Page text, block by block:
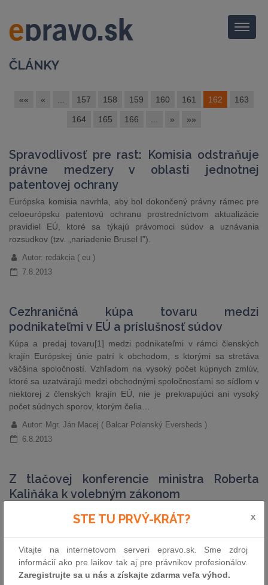
Menu
ČLÁNKY
«« « 157 158 159 160 161 162 163
164 165 166 » »»
Spravodlivosť pre rast: Komisia odstraňuje
právne medzery v oblasti jednotnej
patentovej ochrany
Európska komisia navrhla, aby bol dokončený právny rámec pre
celoeurópsku patentovú ochranu prostredníctvom aktualizácie
pravidiel EÚ, ktoré sa týkajú právomoci súdov a uznávania
rozsudkov (tzv. „nariadenie Brusel I”).
Autor: redakcia ( eu )
7.8.2013
Cezhraničná kúpa tovaru medzi
podnikateľmi v EÚ a príslušnosť súdov
Kúpa a predaj tovaru[1] medzi podnikateľmi v rámci členských
krajín Európskej únie patrí k obchodom, s ktorými sa stretáva
väčšina spoločností. Vzhľadom na vysoký počet kúpnych zmlúv,
ktoré sa uzatvárajú medzi obchodnými spoločnosťami so sídlom v
niektorej z členských krajín EÚ, nie je prekvapujúci ani vysoký
počet súdnych sporov, ktorým čelia…
Autor: Mgr. Ján Macej ( Balcar Polanský Eversheds )
6.8.2013
Z tlačovej konferencie ministra Roberta
Kaliňáka k volebným zákonom
Podpredseda vlády SR a minister vnútra Robert Kaliňák v utorok
30. júla 2013 na tlačovej konferencii prezentoval návrhy zákonov
volebnej kampani a podmienkach výkonu volebného práva sú
aktuálne v medzirezortnom pripomienkovom konaní a vychádzajú
z programového vyhlásenia…
STE TU PRVÝ-KRÁT? x
Vitajte na internetovom serveri epravo.sk. Sme zdroj
informácií ako pre laikov tak aj pre právnikov profesionálov.
Zaregistrujte sa u nás a získajte zdarma veľa výhod.